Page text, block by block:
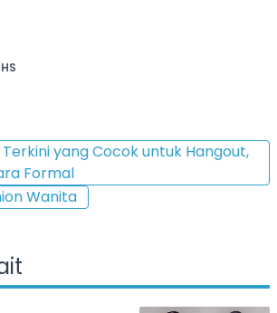
yang Cocok untuk Hangout,
Formal
Wanita